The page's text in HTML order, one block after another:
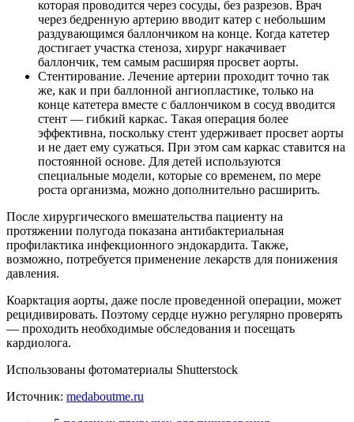
которая проводится через сосуды, без разрезов. Врач
через бедренную артерию вводит катер с небольшим
раздувающимся баллончиком на конце. Когда катетер
достигает участка стеноза, хирург накачивает
баллончик, тем самым расширяя просвет аорты.
Стентирование. Лечение артерии проходит точно так
же, как и при баллонной ангиопластике, только на
конце катетера вместе с баллончиком в сосуд вводится
стент — гибкий каркас. Такая операция более
эффективна, поскольку стент удерживает просвет аорты
и не дает ему сужаться. При этом сам каркас ставится на
постоянной основе. Для детей используются
специальные модели, которые со временем, по мере
роста организма, можно дополнительно расширить.
После хирургического вмешательства пациенту на
протяжении полугода показана антибактериальная
профилактика инфекционного эндокардита. Также,
возможно, потребуется применение лекарств для понижения
давления.
Коарктация аорты, даже после проведенной операции, может
рецидивировать. Поэтому сердце нужно регулярно проверять
— проходить необходимые обследования и посещать
кардиолога.
Использованы фотоматериалы Shutterstock
Источник: medaboutme.ru